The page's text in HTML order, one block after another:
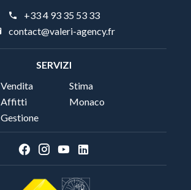
+33 4 93 35 53 33
contact@valeri-agency.fr
SERVIZI
Vendita
Affitti
Gestione
Stima
Monaco